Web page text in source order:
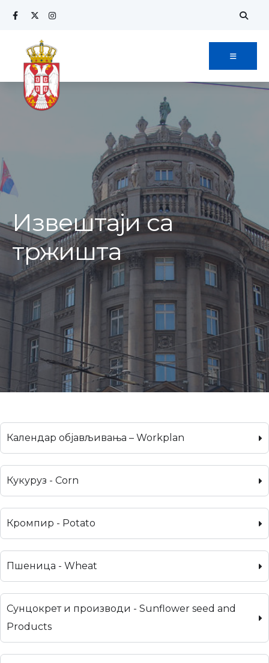
Извештаји са
тржишта
Календар објављивања – Workplan
Кукуруз - Corn
Кромпир - Potato
Пшеница - Wheat
Сунцокрет и производи - Sunflower seed and
Products